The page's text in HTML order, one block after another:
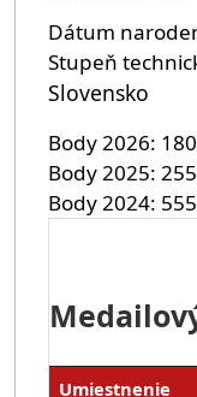
Dátum
Stupeň
Slovensko
Body 2026 180
Body 2025
Body 2024 555
Umiestnenie